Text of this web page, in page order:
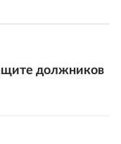
должников